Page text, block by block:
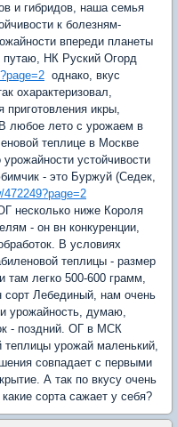
и гибридов, наша семья
к болезням-
впереди планеты
путаю, НК Руский Огорд
однако, вкус
охарактеризовал,
икры,
В любое лето с урожаем в
теплице в Москве
устойчивости
- это Буржуй (Седек,
несколько ниже Короля
- он вн конкуренции,
В условиях
теплицы - размер
легко 500-600 грамм,
Лебединый, нам очень
урожайность, думаю,
- поздний. ОГ в МСК
теплицы урожай маленький,
совпадает с первыми
А так по вкусу очень
сорта сажает у себя?